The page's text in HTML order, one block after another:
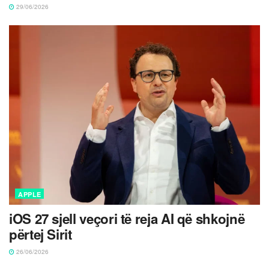
29/06/2026
APPLE
iOS 27 sjell veçori të reja AI që shkojnë
përtej Sirit
26/06/2026